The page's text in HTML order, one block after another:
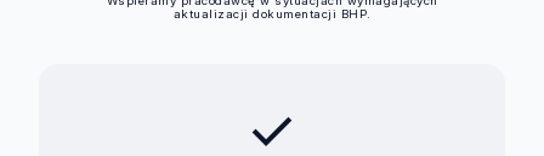
aktualizacji dokumentacji BHP.
check